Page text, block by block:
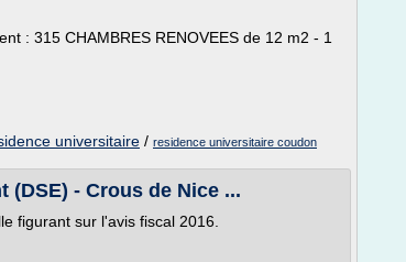
: 315 CHAMBRES RENOVEES de 12 m2 - 1
universitaire / residence universitaire coudon
- Crous de Nice ...
figurant sur l'avis fiscal 2016.